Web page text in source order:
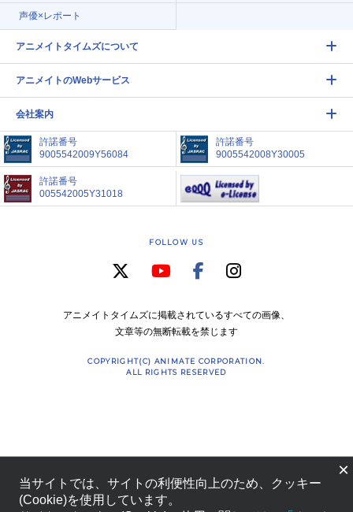
声優×レポート
アニメイトタイムズについて
アニメイトのWebサービス
会社案内
許諾番号
9005542009Y56084
許諾番号
9005542008Y30005
許諾番号
005542005Y31018
FOLLOW US
アニメイトタイムズに掲載されているすべての画像、
文章等の無断転載を禁じます
COPYRIGHT(C) ANIMATE CORPORATION.
ALL RIGHTS RESERVED
×
当サイトでは、サイトの利便性向上のため、クッキー
(Cookie)を使用しています。